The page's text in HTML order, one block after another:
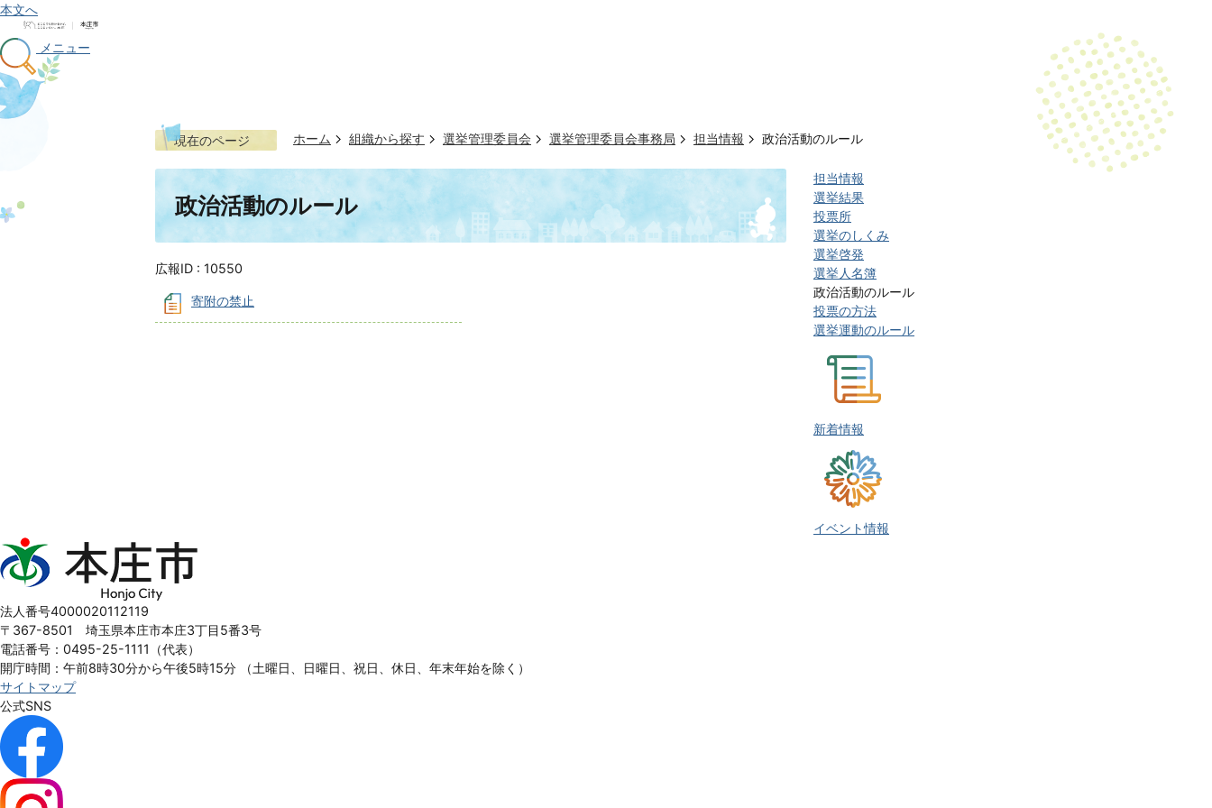
本文へ
メニュー
現在のページ ホーム 組織から探す 選挙管理委員会 選挙管理委員会事務局 担当情報 政治活動のルール
政治活動のルール
広報ID : 10550
寄附の禁止
担当情報
選挙結果
投票所
選挙のしくみ
選挙啓発
選挙人名簿
政治活動のルール
投票の方法
選挙運動のルール
新着情報
イベント情報
本
庄
Honjo
City
法人番号4000020112119
〒367-8501 埼玉県本庄市本庄3丁目5番3号
電話番号：0495-25-1111（代表）
開庁時間：午前8時30分から午後5時15分
（土曜日、日曜日、祝日、休日、年末年始を除く）
サイトマップ
公式SNS